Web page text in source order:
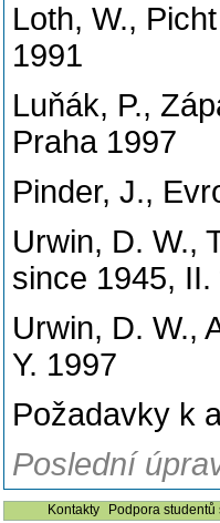
Loth, W.,
1991
Luňák, P.,
Praha 1997
Pinder, J.,
Urwin, D. W.,
since 1945,
Urwin, D. W.,
Y. 1997
Požadavky k
Poslední
Kontakty
Podpora